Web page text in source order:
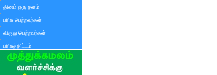
தினம் ஒரு தளம்
பரிசு பெற்றவர்கள்
விருது பெற்றவர்கள்
பரிசுத்திட்டம்